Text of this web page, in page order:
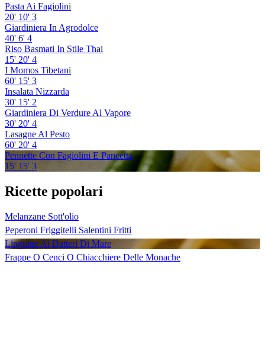
Pasta Ai Fagiolini
20' 10' 3
Giardiniera In Agrodolce
40' 6' 4
Riso Basmati In Stile Thai
15' 20' 4
I Momos Tibetani
60' 15' 3
Insalata Nizzarda
30' 15' 2
Giardiniera Di Verdure Al Vapore
30' 20' 4
Lasagne Al Pesto
60' 20' 4
Pennette Con Fagiolini E Pancetta
15' 15' 3
Ricette popolari
Melanzane Sott'olio
Peperoni Friggitelli Salentini Fritti
Linguine Ai Datteri Di Mare
Frappe O Cenci O Chiacchiere Delle Monache